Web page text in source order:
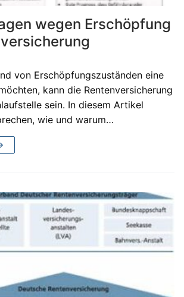
wegen Erschöpfung
von Erschöpfungszuständen eine
kann die Rentenversicherung
sein. In diesem Artikel
wie und warum…